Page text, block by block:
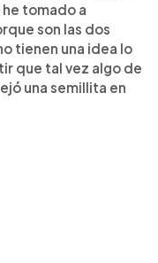
tomado a
son las dos
tienen una idea lo
que tal vez algo de
una semillita en